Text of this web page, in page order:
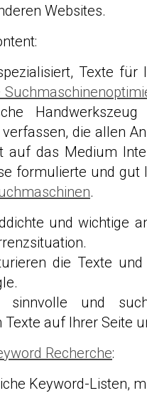
Websites.
Texte für
die allen
auf das Medium
formulierte und
.
und wichtige
die Texte
und
auf Ihrer Seite
Recherche:
Keyword-Listen,